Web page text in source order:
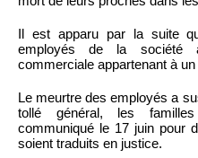
Il est apparu par la suite
employés de la société
commerciale appartenant à
Le meurtre des employés a
tollé général, les
communiqué le 17 juin pour
soient traduits en justice.